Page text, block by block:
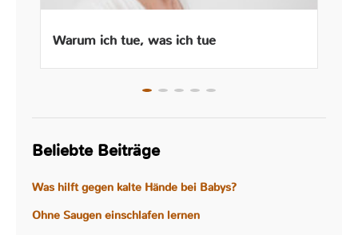
Warum ich tue, was ich tue
Beliebte Beiträge
Was hilft gegen kalte Hände bei Babys?
Ohne Saugen einschlafen lernen